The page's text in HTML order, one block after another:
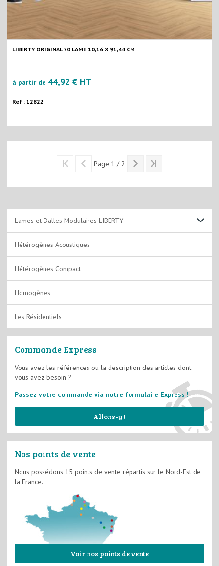
LIBERTY ORIGINAL 70 LAME 10,16 X 91,44 CM
à partir de 44,92 € HT
Ref : 12822
Page 1 / 2
Lames et Dalles Modulaires LIBERTY
Plombant
A coller
Clipsable
Clipsable rigide
Hétérogènes Acoustiques
Hétérogènes Compact
Homogènes
Les Résidentiels
Commande Express
Vous avez les références ou la description des articles dont
vous avez besoin ?
Passez votre commande via notre formulaire Express !
Allons-y !
Nos points de vente
Nous possédons 15 points de vente répartis sur le Nord-Est de
la France.
Voir nos points de vente